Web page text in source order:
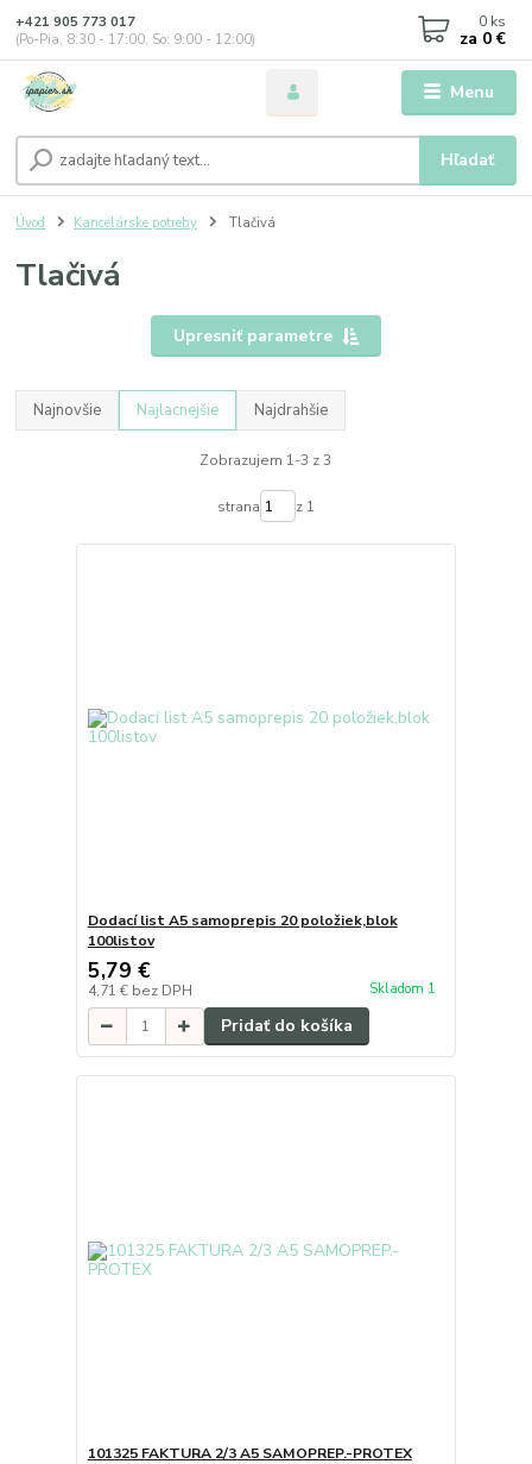
Menu
Hľadať
+421 905 773 017
(Po-Pia, 8:30 - 17:00, So: 9:00 - 12:00)
0 ks
za 0 €
Úvod Kancelárske potreby Tlačivá
Tlačivá
Upresniť parametre
Najnovšie Najlacnejšie Najdrahšie
Zobrazujem 1-3 z 3
strana z 1
Dodací list A5 samoprepis 20 položiek,blok
100listov
5,79 €
4,71 € bez DPH Skladom 1
Pridať do košíka
101325 FAKTURA 2/3 A5 SAMOPREP.-PROTEX